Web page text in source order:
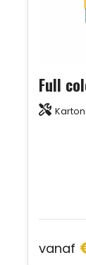
Karton
vanaf